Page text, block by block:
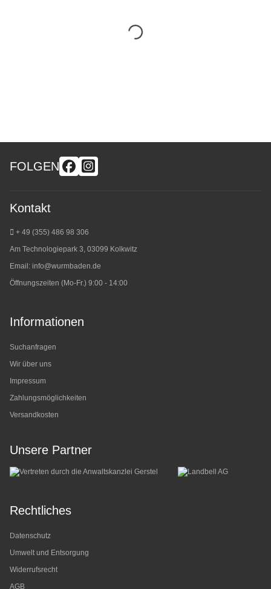
FOLGEN
Kontakt
+ 49 (355) 486 98 306
Am Technologiepark 3, 03099 Kolkwitz
Email: info@wurmbaden.de
Öffnungszeiten (Mo-Fr.) 9:00 - 14:00
Informationen
Suchanfragen
Wir über uns
Impressum
Zahlungsmöglichkeiten
Versandkosten
Unsere Partner
Rechtliches
Datenschutz
Umwelt und Entsorgung
Widerrufsrecht
AGB